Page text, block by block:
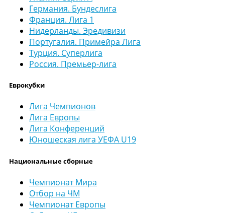
Германия. Бундеслига
Франция. Лига 1
Нидерланды. Эредивизи
Португалия. Примейра Лига
Турция. Суперлига
Россия. Премьер-лига
Еврокубки
Лига Чемпионов
Лига Европы
Лига Конференций
Юношеская лига УЕФА U19
Национальные сборные
Чемпионат Мира
Отбор на ЧМ
Чемпионат Европы